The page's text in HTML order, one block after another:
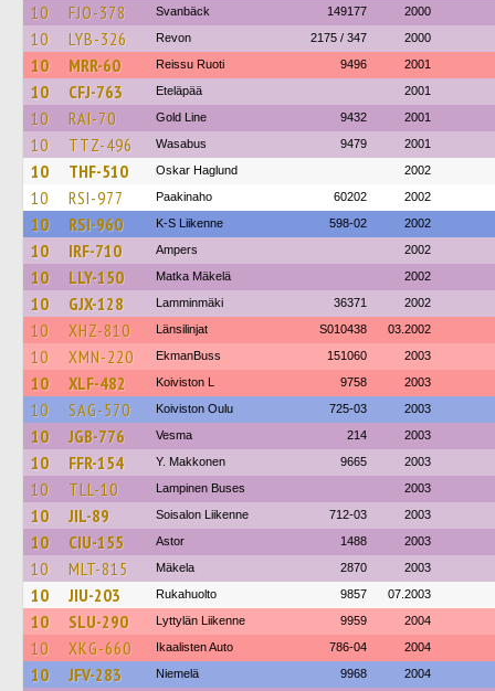
10 FJO-378 Svanbäck 149177 2000
10 LYB-326 Revon 2175 / 347 2000
10 MRR-60 Reissu Ruoti 9496 2001
10 CFJ-763 Eteläpää 2001
10 RAI-70 Gold Line 9432 2001
10 TTZ-496 Wasabus 9479 2001
10 THF-510 Oskar Haglund 2002
10 RSI-977 Paakinaho 60202 2002
10 RSI-960 K-S Liikenne 598-02 2002
10 IRF-710 Ampers 2002
10 LLY-150 Matka Mäkelä 2002
10 GJX-128 Lamminmäki 36371 2002
10 XHZ-810 Länsilinjat S010438 03.2002
10 XMN-220 EkmanBuss 151060 2003
10 XLF-482 Koiviston L 9758 2003
10 SAG-570 Koiviston Oulu 725-03 2003
10 JGB-776 Vesma 214 2003
10 FFR-154 Y. Makkonen 9665 2003
10 TLL-10 Lampinen Buses 2003
10 JIL-89 Soisalon Liikenne 712-03 2003
10 CIU-155 Astor 1488 2003
10 MLT-815 Mäkela 2870 2003
10 JIU-203 Rukahuolto 9857 07.2003
10 SLU-290 Lyttylän Liikenne 9959 2004
10 XKG-660 Ikaalisten Auto 786-04 2004
10 JFV-283 Niemelä 9968 2004